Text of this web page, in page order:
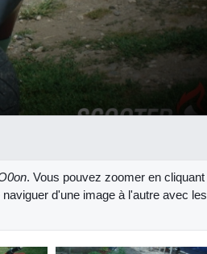
. Vous pouvez zoomer en cliquant
d'une image à l'autre avec les